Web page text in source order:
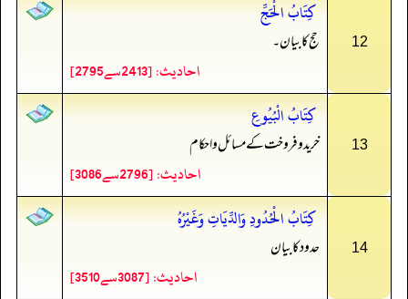
12
كِتَابُ الْحَجِّ
حج کا بیان۔
احادیث: [2413سے2795]
13
كِتَابُ الْبُيُوعِ
خرید و فروخت کے مسائل و احکام
احادیث: [2796سے3086]
14
كِتَابُ الْحُدُودِ وَالدِّيَاتِ وَغَيْرُهُ
حدود کا بیان
احادیث: [3087سے3510]